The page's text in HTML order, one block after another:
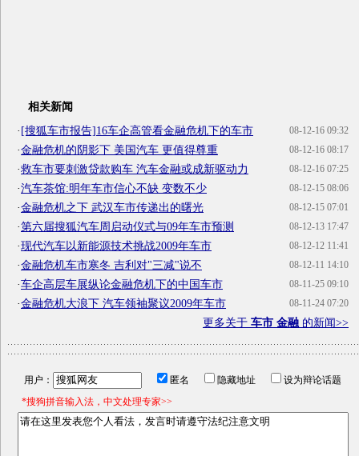
相关新闻
08-12-16 09:32
·[搜狐车市报告]16车企高管看金融危机下的车市
08-12-16 08:17
·金融危机的阴影下 美国汽车 更值得尊重
08-12-16 07:25
·救车市要刺激贷款购车 汽车金融或成新驱动力
08-12-15 08:06
·汽车茶馆:明年车市信心不缺 变数不少
08-12-15 07:01
·金融危机之下 武汉车市传递出的曙光
08-12-13 17:47
·第六届搜狐汽车周启动仪式与09年车市预测
08-12-12 11:41
·现代汽车以新能源技术挑战2009年车市
08-12-11 14:10
·金融危机车市寒冬 吉利对"三减"说不
08-11-25 09:10
·车企高层车展纵论金融危机下的中国车市
08-11-24 07:20
·金融危机大浪下 汽车领袖聚议2009年车市
更多关于 车市 金融 的新闻>>
用户： 匿名 隐藏地址
设为辩论话题
*搜狗拼音输入法，中文处理专家>>